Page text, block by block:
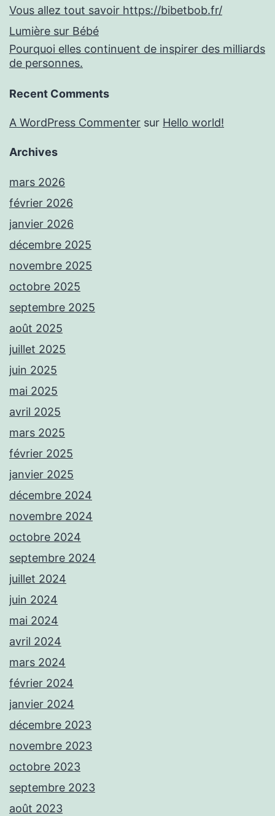
Vous allez tout savoir https://bibetbob.fr/
Lumière sur Bébé
Pourquoi elles continuent de inspirer des milliards
de personnes.
Recent Comments
A WordPress Commenter sur Hello world!
Archives
mars 2026
février 2026
janvier 2026
décembre 2025
novembre 2025
octobre 2025
septembre 2025
août 2025
juillet 2025
juin 2025
mai 2025
avril 2025
mars 2025
février 2025
janvier 2025
décembre 2024
novembre 2024
octobre 2024
septembre 2024
juillet 2024
juin 2024
mai 2024
avril 2024
mars 2024
février 2024
janvier 2024
décembre 2023
novembre 2023
octobre 2023
septembre 2023
août 2023